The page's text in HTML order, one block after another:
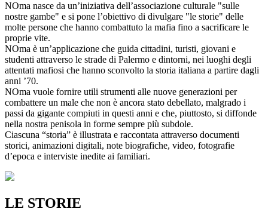
NOma nasce da un’iniziativa dell’associazione culturale "sulle
nostre gambe" e si pone l’obiettivo di divulgare "le storie" delle
molte persone che hanno combattuto la mafia fino a sacrificare le
proprie vite.
NOma è un’applicazione che guida cittadini, turisti, giovani e
studenti attraverso le strade di Palermo e dintorni, nei luoghi degli
attentati mafiosi che hanno sconvolto la storia italiana a partire dagli
anni ’70.
NOma vuole fornire utili strumenti alle nuove generazioni per
combattere un male che non è ancora stato debellato, malgrado i
passi da gigante compiuti in questi anni e che, piuttosto, si diffonde
nella nostra penisola in forme sempre più subdole.
Ciascuna “storia” è illustrata e raccontata attraverso documenti
storici, animazioni digitali, note biografiche, video, fotografie
d’epoca e interviste inedite ai familiari.
LE STORIE